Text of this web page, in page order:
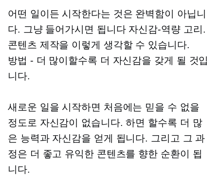
어떤 일이든 시작한다는 것은 완벽함이 아닙니
다. 그냥 들어가시면 됩니다 자신감-역량고리.
콘텐츠 제작을 이렇게 생각할 수 있습니다.
방법 - 더 많이할수록 더 자신감을 갖게 될 것입
니다.
새로운 일을 시작하면 처음에는 믿을 수 없을
정도로 자신감이 없습니다. 하면 할수록 더 많
은 능력과 자신감을 얻게 됩니다. 그리고 그 과
정은 더 좋고 유익한 콘텐츠를 향한 순환이 됩
니다.